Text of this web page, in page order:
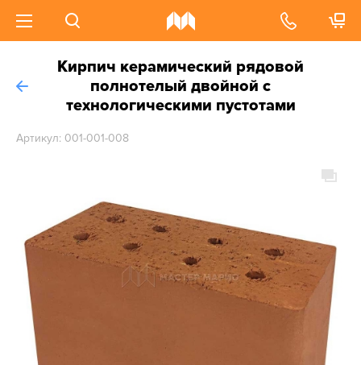
Кирпич керамический рядовой
полнотелый двойной с
технологическими пустотами
Артикул: 001-001-008